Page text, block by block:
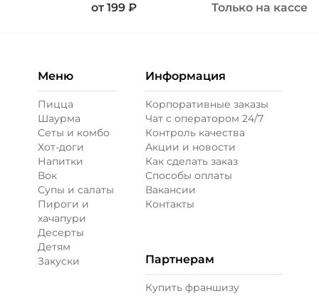
от 199 ₽ Только на кассе
Меню
Пицца
Шаурма
Сеты и комбо
Хот-доги
Напитки
Вок
Супы и салаты
Пироги и
хачапури
Десерты
Детям
Закуски
Информация
Корпоративные заказы
Чат с оператором 24/7
Контроль качества
Акции и новости
Как сделать заказ
Способы оплаты
Вакансии
Контакты
Партнерам
Купить франшизу